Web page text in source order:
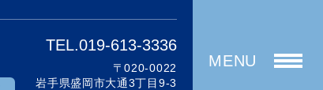
TEL.019-613-3336
〒020-0022
岩手県盛岡市大通3丁目9-3
MENU